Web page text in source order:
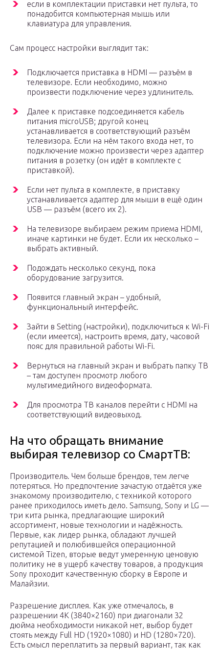
если в комплектации приставки нет пульта, то
понадобится компьютерная мышь или
клавиатура для управления.
Сам процесс настройки выглядит так:
Подключается приставка в HDMI — разъём в
телевизоре. Если необходимо, можно
произвести подключение через удлинитель.
Далее к приставке подсоединяется кабель
питания microUSB; другой конец
устанавливается в соответствующий разъём
телевизора. Если на нём такого входа нет, то
подключение можно произвести через адаптер
питания в розетку (он идёт в комплекте с
приставкой).
Если нет пульта в комплекте, в приставку
устанавливается адаптер для мыши в ещё один
USB — разъём (всего их 2).
На телевизоре выбираем режим приема HDMI,
иначе картинки не будет. Если их несколько –
выбрать активный.
Подождать несколько секунд, пока
оборудование загрузится.
Появится главный экран – удобный,
функциональный интерфейс.
Зайти в Setting (настройки), подключиться к Wi-Fi
(если имеется), настроить время, дату, часовой
пояс для правильной работы Wi-Fi.
Вернуться на главный экран и выбрать папку ТВ
– там доступен просмотр любого
мультимедийного видеоформата.
Для просмотра ТВ каналов перейти с HDMI на
соответствующий видеовыход.
На что обращать внимание
выбирая телевизор со СмартТВ:
Производитель. Чем больше брендов, тем легче
потеряться. Но предпочтение зачастую отдаётся уже
знакомому производителю, с техникой которого
ранее приходилось иметь дело. Samsung, Sony и LG —
три кита рынка, предлагающие широкий
ассортимент, новые технологии и надёжность.
Первые, как лидер рынка, обладают лучшей
репутацией и полюбившейся операционной
системой Tizen, вторые ведут умеренную ценовую
политику не в ущерб качеству товаров, а продукция
Sony проходит качественную сборку в Европе и
Малайзии.
Разрешение дисплея. Как уже отмечалось, в
разрешении 4K (3840×2160) при диагонали 32
дюйма необходимости никакой нет, выбор будет
стоять между Full HD (1920×1080) и HD (1280×720).
Есть смысл переплатить за первый вариант, так как